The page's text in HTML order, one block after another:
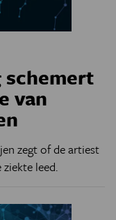
schemert
van
zegt of de artiest
leed.